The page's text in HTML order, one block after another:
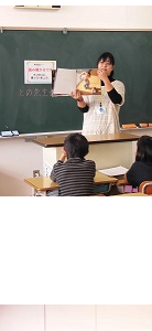
】